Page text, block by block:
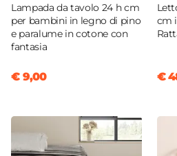
Lampada da tavolo 24 h cm
per bambini in legno di pino
e paralume in cotone con
fantasia
€ 9,00
cm
€